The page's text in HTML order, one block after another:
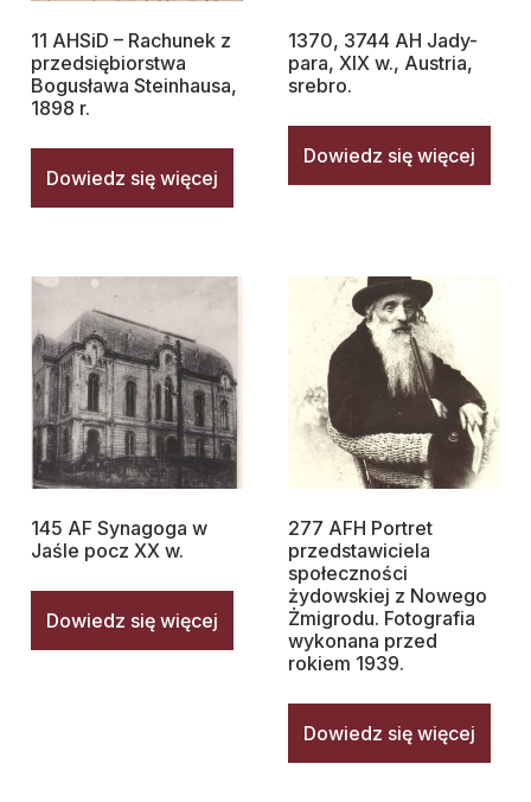
11 AHSiD – Rachunek z
przedsiębiorstwa
Bogusława Steinhausa,
1898 r.
Dowiedz się więcej
1370, 3744 AH Jady-
para, XIX w., Austria,
srebro.
Dowiedz się więcej
145 AF Synagoga w
Jaśle pocz XX w.
Dowiedz się więcej
277 AFH Portret
przedstawiciela
społeczności
żydowskiej z Nowego
Żmigrodu. Fotografia
wykonana przed
rokiem 1939.
Dowiedz się więcej